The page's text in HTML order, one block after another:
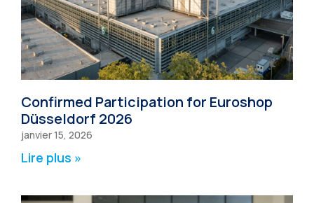
Confirmed Participation for Euroshop
Düsseldorf 2026
janvier 15, 2026
Lire plus »